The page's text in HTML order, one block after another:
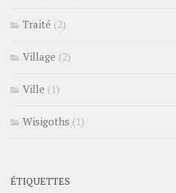
Traité (2)
Village (2)
Ville (1)
Wisigoths (1)
ÉTIQUETTES